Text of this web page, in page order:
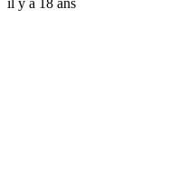
il y a 18 ans